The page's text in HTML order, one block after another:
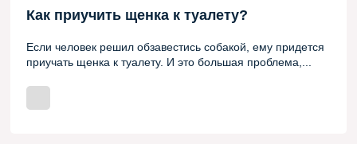
Как приучить щенка к туалету?
Если человек решил обзавестись собакой, ему придется
приучать щенка к туалету. И это большая проблема,...